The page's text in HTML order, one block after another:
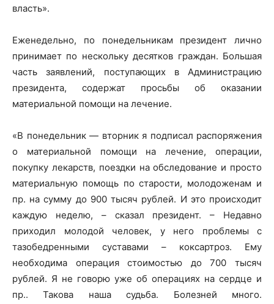
власть».
Еженедельно, по понедельникам президент лично
принимает по нескольку десятков граждан. Большая
часть заявлений, поступающих в Администрацию
президента, содержат просьбы об оказании
материальной помощи на лечение.
«В понедельник — вторник я подписал распоряжения
о материальной помощи на лечение, операции,
покупку лекарств, поездки на обследование и просто
материальную помощь по старости, молодоженам и
пр. на сумму до 900 тысяч рублей. И это происходит
каждую неделю, – сказал президент. – Недавно
приходил молодой человек, у него проблемы с
тазобедренными суставами – коксартроз. Ему
необходима операция стоимостью до 700 тысяч
рублей. Я не говорю уже об операциях на сердце и
пр.. Такова наша судьба. Болезней много.